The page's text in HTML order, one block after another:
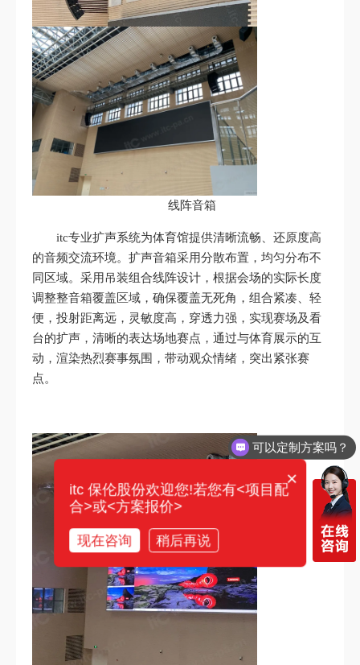
线阵音箱
itc专业扩声系统为体育馆提供清晰流畅、还原度高
的音频交流环境。扩声音箱采用分散布置，均匀分布不
同区域。采用吊装组合线阵设计，根据会场的实际长度
调整整音箱覆盖区域，确保覆盖无死角，组合紧凑、轻
便，投射距离远，灵敏度高，穿透力强，实现赛场及看
台的扩声，清晰的表达场地赛点，通过与体育展示的互
动，渲染热烈赛事氛围，带动观众情绪，突出紧张赛
点。
可以定制方案吗？
×
itc 保伦股份欢迎您!若您有<项目配
合>或<方案报价>
现在咨询 稍后再说